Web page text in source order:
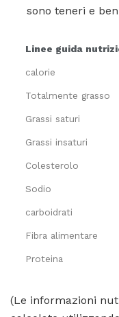
sono teneri e
Linee guida
calorie
Totalmente grasso
Grassi saturi
Grassi insaturi
Colesterolo
Sodio
carboidrati
Fibra alimentare
Proteina
(Le informazioni